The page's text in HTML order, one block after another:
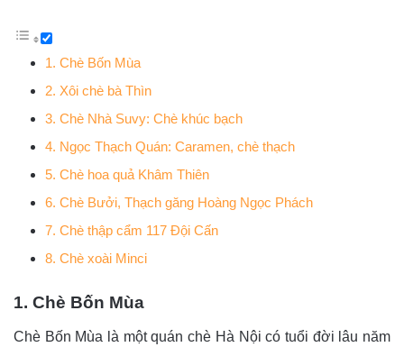
1. Chè Bốn Mùa
2. Xôi chè bà Thìn
3. Chè Nhà Suvy: Chè khúc bạch
4. Ngọc Thạch Quán: Caramen, chè thạch
5. Chè hoa quả Khâm Thiên
6. Chè Bưởi, Thạch găng Hoàng Ngọc Phách
7. Chè thập cẩm 117 Đội Cấn
8. Chè xoài Minci
1. Chè Bốn Mùa
Chè Bốn Mùa là một quán chè Hà Nội có tuổi đời lâu năm